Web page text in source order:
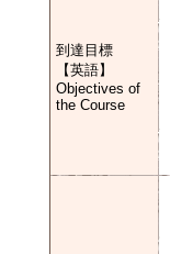
到達目標
【英語】
Objectives of
the Course